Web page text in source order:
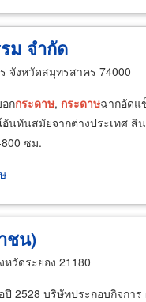
ม จำกัด
จังหวัดสมุทรสาคร 74000
กกระดาษ, กระดาษฉากอัดแ
นทันสมัยจากต่างประเทศ สิ
ซม.
ชน)
วัดระยอง 21180
2528 บริษัทประกอบกิจการ